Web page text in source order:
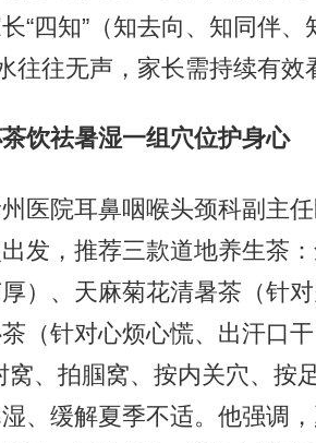
“四知”（知去向、知同伴
往往无声，家长需持续有效
祛暑湿一组穴位护身心
院耳鼻咽喉头颈科副主任
发，推荐三款道地养生茶
）、天麻菊花清暑茶（针
（针对心烦心慌、出汗口
、拍腘窝、按内关穴、按
、缓解夏季不适。他强调